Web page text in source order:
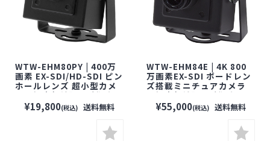
WTW-EHM80PY | 400万
画素 EX-SDI/HD-SDI ピン
ホールレンズ 超小型カメ
ラ【塚本無線】【防犯カ
メラ】【監視カメラ】
【セキュリティーカメラ】
¥19,800(税込) 送料無料
WTW-EHM84E | 4K 800
万画素EX-SDI ボードレン
ズ搭載ミニチュアカメラ
【塚本無線】【防犯カメ
ラ】【監視カメラ】【小
型カメラ】【セキュリティ
¥55,000(税込) 送料無料